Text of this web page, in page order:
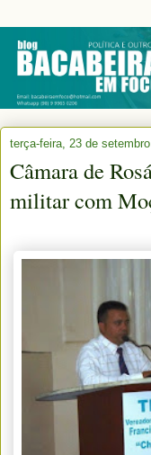
terça-feira, 23 de
Câmara de
militar com